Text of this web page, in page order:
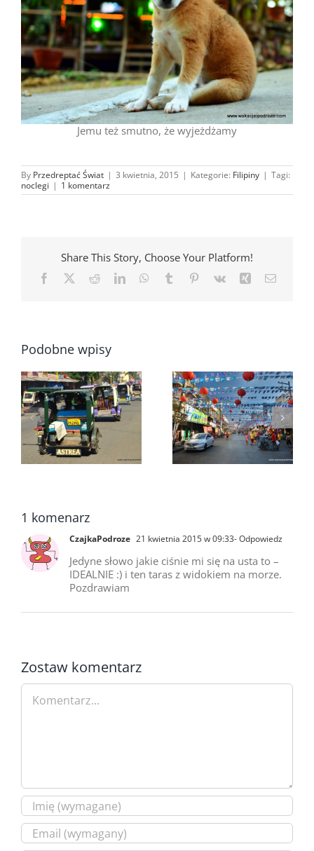
Jemu też smutno, że wyjeżdżamy
By Przedreptać Świat | 3 kwietnia, 2015 | Kategorie: Filipiny | Tagi:
noclegi | 1 komentarz
Share This Story, Choose Your Platform!
Facebook RedditLinkedInWhatsApp
Tumblr Pinterest
Vk Xing Email
Podobne wpisy
Filipiny – Iloilo na
wyspie Panay
Plaża Arevalo
Beach i największa
impreza żeglarska
na Filipinach
1 komenarz
CzajkaPodroze 21 kwietnia 2015 w 09:33- Odpowiedz
Jedyne słowo jakie ciśnie mi się na usta to –
IDEALNIE :) i ten taras z widokiem na morze.
Pozdrawiam
Zostaw komentarz
Comment